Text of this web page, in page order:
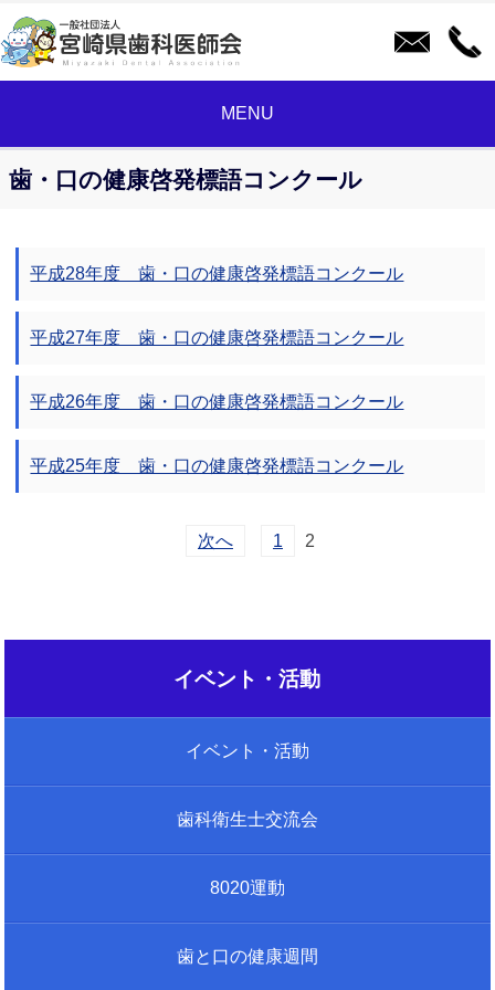
MENU
歯・口の健康啓発標語コンクール
平成28年度 歯・口の健康啓発標語コンクール
平成27年度 歯・口の健康啓発標語コンクール
平成26年度 歯・口の健康啓発標語コンクール
平成25年度 歯・口の健康啓発標語コンクール
次へ 1 2
イベント・活動
イベント・活動
歯科衛生士交流会
8020運動
歯と口の健康週間